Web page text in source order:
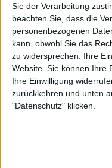
Sie der Verarbeitung
beachten Sie, dass die
personenbezogenen
kann, obwohl Sie das
zu widersprechen. Ihre
Website. Sie können Ihre
Ihre Einwilligung
zurückkehren und unten
"Datenschutz" klicken.